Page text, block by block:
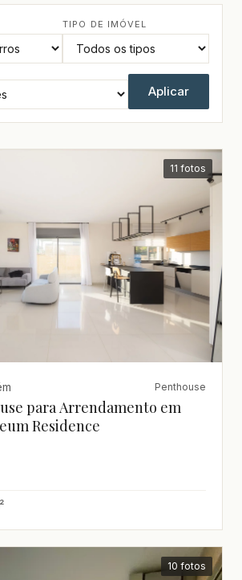
TIPO DE IMÓVEL
Aplicar
11 fotos
Penthouse
para Arrendamento em
Residence
10 fotos